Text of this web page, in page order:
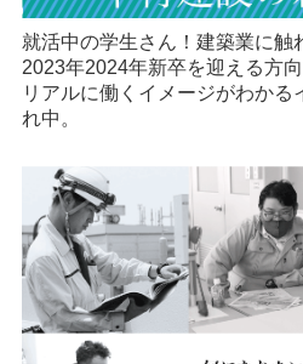
就活中の学生さん！建築業に触
2023年2024年新卒を迎える方
リアルに働くイメージがわかる
れ中。